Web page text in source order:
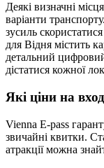
Деякі визначні
варіанти
зусиль
для Відня містить
детальний
дістатися кожної
Які ціни на
Vienna E-pass
звичайні квитки.
атракції можна